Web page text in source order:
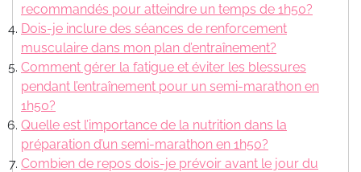
recommandés pour atteindre un temps de 1h50?
Dois-je inclure des séances de renforcement
musculaire dans mon plan d’entraînement?
Comment gérer la fatigue et éviter les blessures
pendant l’entraînement pour un semi-marathon en
1h50?
Quelle est l’importance de la nutrition dans la
préparation d’un semi-marathon en 1h50?
Combien de repos dois-je prévoir avant le jour du